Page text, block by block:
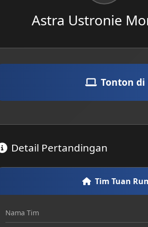
Astra Ustronie
Tonton di
Detail Pertandingan
Tim Tuan
Nama Tim